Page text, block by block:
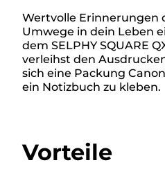
Wertvolle Erinnerungen
Umwege in dein Leben
dem SELPHY SQUARE
verleihst den
sich eine Packung
ein Notizbuch zu kleben.
Vorteile